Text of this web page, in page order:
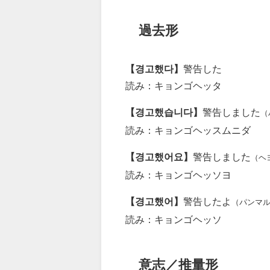
過去形
【경고했다】 警告した
読み：キョンゴヘッタ
【경고했습니다】 警告しました
読み：キョンゴヘッスムニダ
【경고했어요】 警告しました （ヘ
読み：キョンゴヘッソヨ
【경고했어】 警告したよ （パンマル
読み：キョンゴヘッソ
意志／推量形